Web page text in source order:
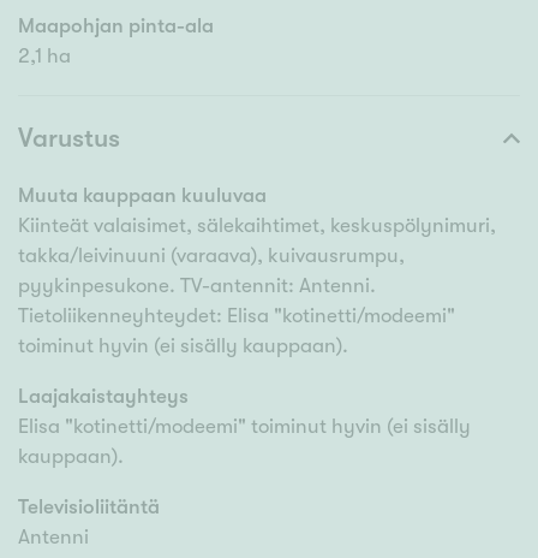
Maapohjan pinta-ala
2,1 ha
Varustus
Muuta kauppaan kuuluvaa
Kiinteät valaisimet, sälekaihtimet, keskuspölynimuri,
takka/leivinuuni (varaava), kuivausrumpu,
pyykinpesukone. TV-antennit: Antenni.
Tietoliikenneyhteydet: Elisa "kotinetti/modeemi"
toiminut hyvin (ei sisälly kauppaan).
Laajakaistayhteys
Elisa "kotinetti/modeemi" toiminut hyvin (ei sisälly
kauppaan).
Televisioliitäntä
Antenni